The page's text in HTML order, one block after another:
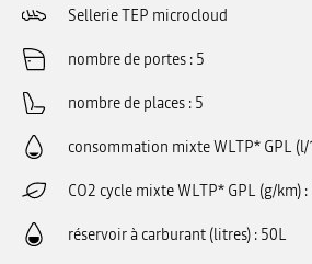
Sellerie TEP microcloud
nombre de portes 5
nombre de places 5
consommation mixte WLTP* GPL
CO2 cycle mixte WLTP* GPL (g/km)
réservoir à carburant (litres) 50L